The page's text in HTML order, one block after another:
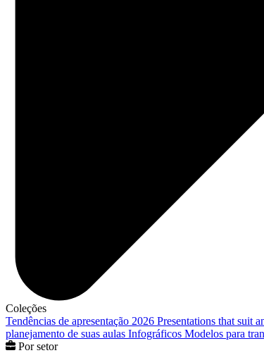
Coleções
Tendências de apresentação 2026 Presentations that suit
planejamento de suas aulas Infográficos Modelos para
Por setor